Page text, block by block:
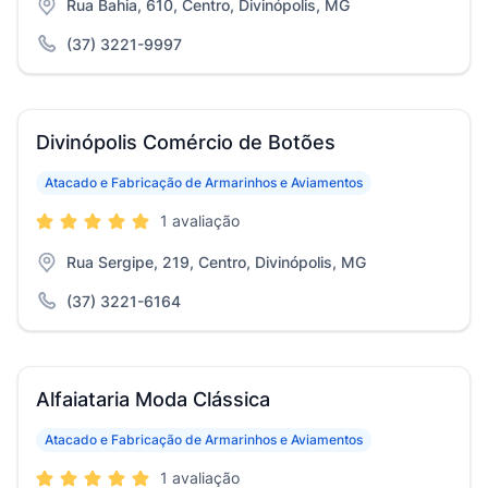
Rua Bahia, 610, Centro, Divinópolis, MG
(37) 3221-9997
Divinópolis Comércio de Botões
Atacado e Fabricação de Armarinhos e Aviamentos
1 avaliação
Rua Sergipe, 219, Centro, Divinópolis, MG
(37) 3221-6164
Alfaiataria Moda Clássica
Atacado e Fabricação de Armarinhos e Aviamentos
1 avaliação